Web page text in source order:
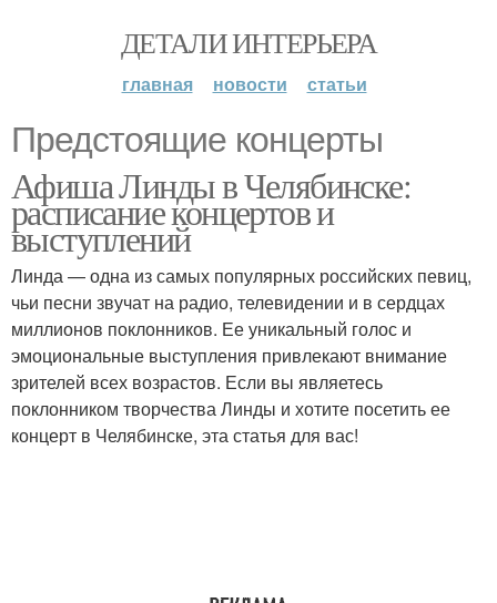
ДЕТАЛИ ИНТЕРЬЕРА
главная новости статьи
Предстоящие концерты
Афиша Линды в Челябинске:
расписание концертов и
выступлений
Линда — одна из самых популярных российских певиц,
чьи песни звучат на радио, телевидении и в сердцах
миллионов поклонников. Ее уникальный голос и
эмоциональные выступления привлекают внимание
зрителей всех возрастов. Если вы являетесь
поклонником творчества Линды и хотите посетить ее
концерт в Челябинске, эта статья для вас!